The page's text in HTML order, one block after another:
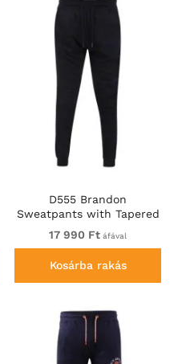
D555 Brandon
Sweatpants with Tapered
leg Navy
17 990 Ft áfával
Kosárba rakás